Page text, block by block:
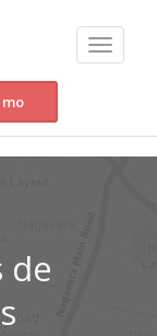
Toggle
de